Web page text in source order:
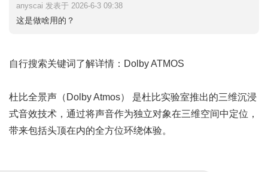
anyscai 发表于 2026-6-3 09:38
这是做啥用的？
自行搜索关键词了解详情：Dolby ATMOS
杜比全景声（Dolby Atmos）‌ 是杜比实验室推出的‌三维沉浸
式音效技术‌，通过将声音作为独立对象在三维空间中定位，
带来包括头顶在内的全方位环绕体验。